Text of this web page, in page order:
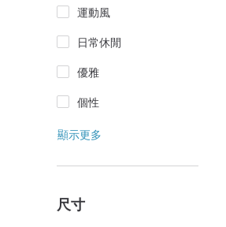
運動風
日常休閒
優雅
個性
顯示更多
尺寸